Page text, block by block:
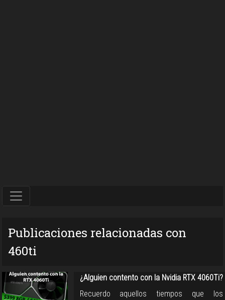
Publicaciones relacionadas con
460ti
¿Alguien contento con la Nvidia RTX 4060Ti?
Recuerdo aquellos tiempos que los